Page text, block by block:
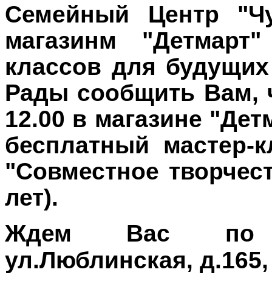
Семейный Центр
магазинм
классов для
Рады сообщить Вам,
12.00 в магазине
бесплатный
"Совместное
лет).
Ждем Вас по
ул.Люблинская,